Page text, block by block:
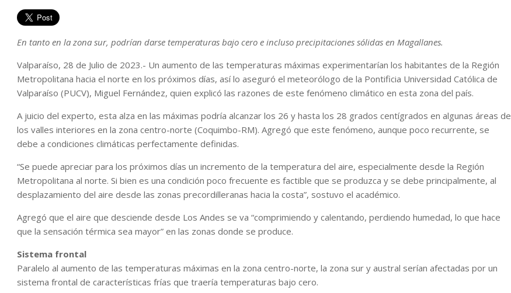
En tanto en la zona sur, podrían darse temperaturas bajo cero e incluso precipitaciones sólidas en Magallanes.
Valparaíso, 28 de Julio de 2023.- Un aumento de las temperaturas máximas experimentarían los habitantes de la Región
Metropolitana hacia el norte en los próximos días, así lo aseguró el meteorólogo de la Pontificia Universidad Católica de
Valparaíso (PUCV), Miguel Fernández, quien explicó las razones de este fenómeno climático en esta zona del país.
A juicio del experto, esta alza en las máximas podría alcanzar los 26 y hasta los 28 grados centígrados en algunas áreas de
los valles interiores en la zona centro-norte (Coquimbo-RM). Agregó que este fenómeno, aunque poco recurrente, se
debe a condiciones climáticas perfectamente definidas.
“Se puede apreciar para los próximos días un incremento de la temperatura del aire, especialmente desde la Región
Metropolitana al norte. Si bien es una condición poco frecuente es factible que se produzca y se debe principalmente, al
desplazamiento del aire desde las zonas precordilleranas hacia la costa”, sostuvo el académico.
Agregó que el aire que desciende desde Los Andes se va “comprimiendo y calentando, perdiendo humedad, lo que hace
que la sensación térmica sea mayor” en las zonas donde se produce.
Sistema frontal
Paralelo al aumento de las temperaturas máximas en la zona centro-norte, la zona sur y austral serían afectadas por un
sistema frontal de características frías que traería temperaturas bajo cero.